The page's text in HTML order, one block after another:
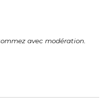
avec modération.